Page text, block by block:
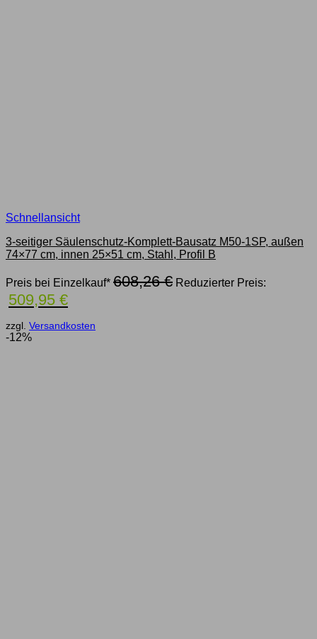
Schnellansicht
3-seitiger Säulenschutz-Komplett-Bausatz M50-1SP, außen
74×77 cm, innen 25×51 cm, Stahl, Profil B
Preis bei Einzelkauf* 608,26€ Ursprünglicher
Preis
Reduzierter Preis:
509,95 €Aktueller
Preis
ist:
509,95 €.
zzgl. Versandkosten
-12%